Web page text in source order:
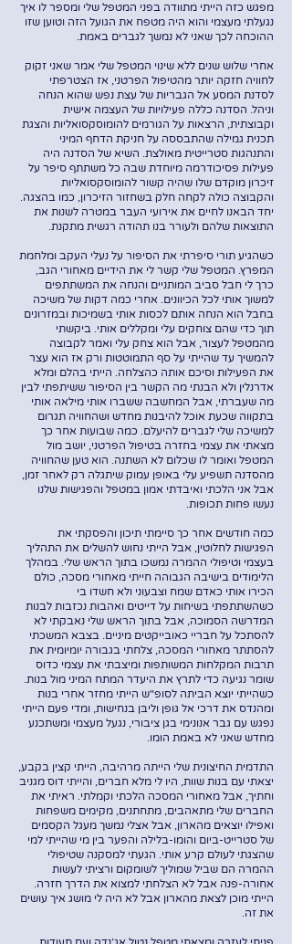
מפגש כזה הייתי מתוודה בפני המטפל שלי ומספר לו איך
נגעלתי מעצמי והוא היה מטפח את הגועל הזה וטוען שזו
ההוכחה לכך שאני לא נמשך לגברים באמת.
אחרי שלוש שנים ללא שינוי המטפל שלי אמר שאני זקוק
לחוויה חזקה יותר מהטיפול הפרטני, אז הצטרפתי
לסדנת המסע אל הגבריות של עצת נפש שהוא הנחה
וניהל. הסדנה כללה פעילויות של העצמה אישית
וקבוצתית, הרצאות על הגורמים להומוסקסואליות והצגת
תכנית גמילה שהתבססה על חניקת הדחף המיני
והתנהגות סטרייטית מאולצת. השיא של הסדנה היה
פעילות פסיכודרמה מיוחדת שבה כל משתתף סיפר על
זיכרון מוקדם שלו שהיה קשור להומוסקסואליות
והקבוצה כולה לקחה חלק בשחזור הזיכרון, כמו בהצגה.
יחד הבאנו לחיים את אירועי העבר במטרה לשנות את
התוצאות שלהם ולעורר בנו תהודה רגשית מתקנת.
כשהגיע תורי סיפרתי את הסיפור על נעלי העקב ומלחמת
המפרץ. המטפל שלי קשר לי את הידיים מאחורי הגב,
כרך לי חבל סביב המותניים והנחה את המשתתפים
למשוך אותי לכל הכיוונים. אחרי כמה דקות של משיכה
בחבל הוא הנחה אותם לכסות אותי בשמיכות ובמזרונים
תוך כדי שהם צוחקים עלי ומקללים אותי. ביקשתי
מהמטפל לעצור, אבל הוא צחק עלי ואמר לקבוצה
להמשיך עד שהייתי על סף התמוטטות ורק אז הוא עצר
את הפעילות וסיכם אותה כהצלחה. הייתי בהלם ומלא
אדרנלין ולא הבנתי מה הקשר בין הסיפור ששיתפתי לבין
מה שעברתי, אבל המחשבה ששברו אותי מילאה אותי
בתקווה שכעת אוכל להיבנות מחדש ושהחוויה תגרום
למשיכה שלי לגברים להיעלם. כמה שבועות אחר כך
מצאתי את עצמי בחזרה בטיפול הפרטני, יושב מול
המטפל ואומר לו שכלום לא השתנה. הוא טען שהחוויה
מהסדנה תשפיע עלי באופן עמוק שיתגלה רק לאחר זמן,
אבל אני הלכתי ואיבדתי אמון במטפל והפגישות שלנו
נעשו פחות תכופות.
כמה חודשים אחר כך סיימתי תיכון והפסקתי את
הפגישות לחלוטין, אבל הייתי נחוש להשלים את התהליך
בעצמי וטיפולי ההמרה נמשכו בתוך הראש שלי. במהלך
הלימודים בישיבה הגבוהה חייתי מאחורי מסכה, כולם
הכירו אותי כאדם שמח וצבעוני ולא חשדו בי
כשהשתתפתי בשיחות על דייטים ואהבות נכזבות לבנות
המדרשה הסמוכה, אבל בתוך הראש שלי נאבקתי לא
להסתכל על חבריי כאובייקטים מיניים. בצבא המשכתי
להסתתר מאחורי המסכה, צלחתי בגבורה יומיומית את
תרבות המקלחות המשותפות ומיצבתי את עצמי כדוס
שומר נגיעה כדי לתרץ את היעדר המתח המיני מול בנות.
כשהייתי יוצא הביתה לסופ"ש הייתי מחזר אחרי בנות
ומהנדס את דרכי אל גוּפן וליבּן בנחישות, ומדי פעם הייתי
נפגש עם גבר אנונימי בגן ציבורי, נגעל מעצמי ומשתכנע
מחדש שאני לא באמת הומו.
התדמית החיצונית שלי הייתה מרהיבה, הייתי קצין בקבע,
יצאתי עם בנות שוות, היו לי מלא חברים, והייתי דוס מגניב
וחתיך, אבל מאחורי המסכה הלכתי וקמלתי. ראיתי את
החברים שלי מתאהבים, מתחתנים, מקימים משפחות
ואפילו יוצאים מהארון, אבל אצלי נמשך מעגל הקסמים
של סטרייט-ביום והומו-בלילה והפער בין מי שהייתי למי
שהצגתי לעולם קרע אותי. הגעתי למסקנה שטיפולי
ההמרה הם שביל שמוליך לשומקום ורציתי לעשות
אחורה-פנה אבל לא הצלחתי למצוא את הדרך חזרה.
הייתי מוכן לצאת מהארון אבל לא היה לי מושג איך עושים
את זה.